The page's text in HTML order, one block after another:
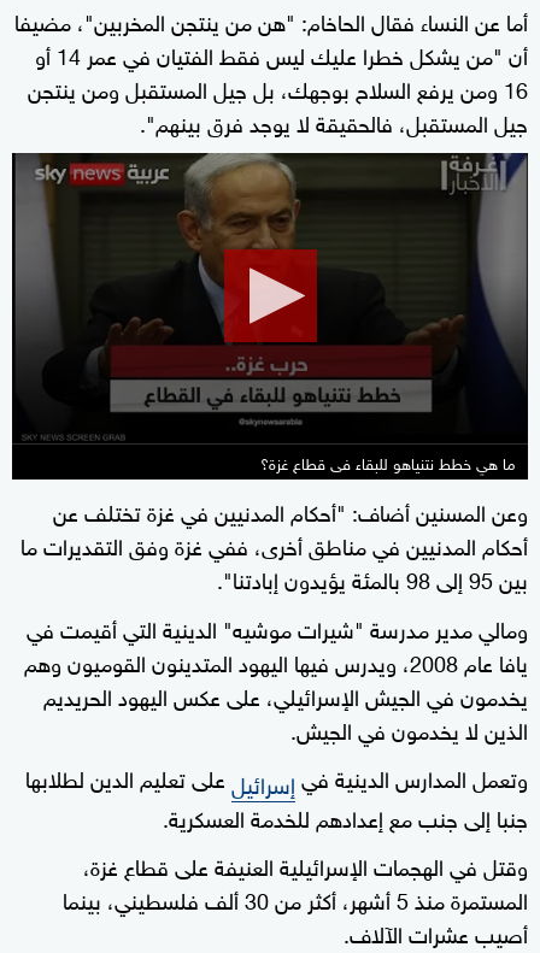
أما عن النساء فقال الحاخام: "هن من ينتجن المخربين"، مضيفا
أن "من يشكل خطرا عليك ليس فقط الفتيان في عمر 14 أو
16 ومن يرفع السلاح بوجهك، بل جيل المستقبل ومن ينتجن
جيل المستقبل، فالحقيقة لا يوجد فرق بينهم".
seconds
ما هي خطط نتنياهو للبقاء فى قطاع غزة؟
وعن المسنين أضاف: "أحكام المدنيين في غزة تختلف عن
أحكام المدنيين في مناطق أخرى، ففي غزة وفق التقديرات ما
بين 95 إلى 98 بالمئة يؤيدون إبادتنا".
ومالي مدير مدرسة "شيرات موشيه" الدينية التي أقيمت في
يافا عام 2008، ويدرس فيها اليهود المتدينون القوميون وهم
يخدمون في الجيش الإسرائيلي، على عكس اليهود الحريديم
الذين لا يخدمون في الجيش.
وتعمل المدارس الدينية فيإسرائيلعلى تعليم الدين لطلابها
جنبا إلى جنب مع إعدادهم للخدمة العسكرية.
وقتل في الهجمات الإسرائيلية العنيفة على قطاع غزة،
المستمرة منذ 5 أشهر، أكثر من 30 ألف فلسطيني، بينما
أصيب عشرات الآلاف.